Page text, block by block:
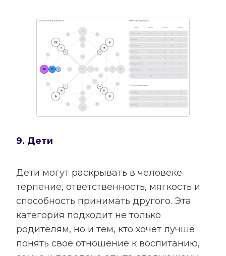
9. Дети
Дети могут раскрывать в человеке
терпение, ответственность, мягкость и
способность принимать другого. Эта
категория подходит не только
родителям, но и тем, кто хочет лучше
понять свое отношение к воспитанию,